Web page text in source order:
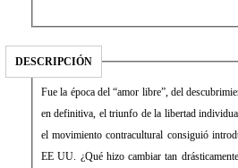
DESCRIPCIÓN
Fue la época del “amor libre”, del
en definitiva, el triunfo de la libertad
el movimiento contracultural consiguió
EE UU. ¿Qué hizo cambiar tan